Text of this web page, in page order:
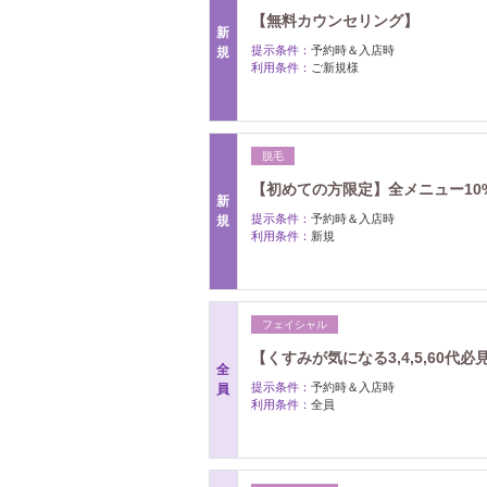
新
規
【無料カウンセリング】
提示条件： 予約時＆入店時
利用条件： ご新規様
新
規
脱毛
【初めての方限定】全メニュー
提示条件： 予約時＆入店時
利用条件： 新規
全
員
フェイシャル
【くすみが気になる3,4,5,60代
提示条件： 予約時＆入店時
利用条件： 全員